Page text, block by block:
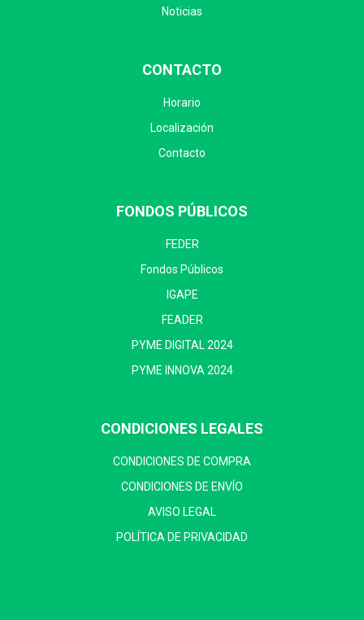
Noticias
CONTACTO
Horario
Localización
Contacto
FONDOS PÚBLICOS
FEDER
Fondos Públicos
IGAPE
FEADER
PYME DIGITAL 2024
PYME INNOVA 2024
CONDICIONES LEGALES
CONDICIONES DE COMPRA
CONDICIONES DE ENVÍO
AVISO LEGAL
POLÍTICA DE PRIVACIDAD